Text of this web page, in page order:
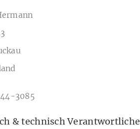
3085
& technisch Verantwortliche